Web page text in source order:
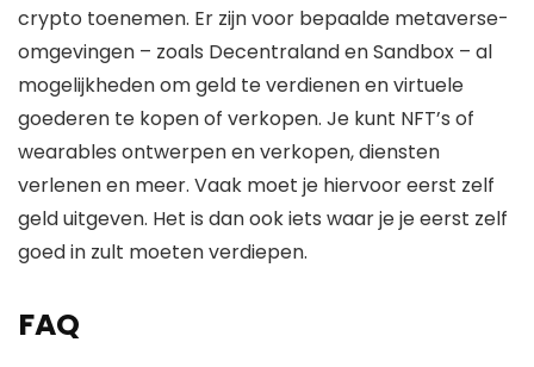
crypto toenemen. Er zijn voor bepaalde metaverse-
omgevingen – zoals Decentraland en Sandbox – al
mogelijkheden om geld te verdienen en virtuele
goederen te kopen of verkopen. Je kunt NFT’s of
wearables ontwerpen en verkopen, diensten
verlenen en meer. Vaak moet je hiervoor eerst zelf
geld uitgeven. Het is dan ook iets waar je je eerst zelf
goed in zult moeten verdiepen.
FAQ